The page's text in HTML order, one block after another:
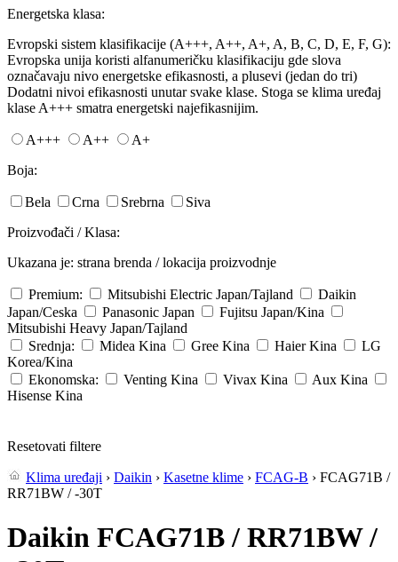
Energetska klasa:
Evropski sistem klasifikacije (A+++, A++, A+, A, B, C, D, E, F, G):
Evropska unija koristi alfanumeričku klasifikaciju gde slova
označavaju nivo energetske efikasnosti, a plusevi (jedan do tri)
Dodatni nivoi efikasnosti unutar svake klase. Stoga se klima uređaj
klase A+++ smatra energetski najefikasnijim.
A+++ A++
A+
Boja:
Bela Crna Srebrna
Siva
Proizvođači / Klasa:
Ukazana je: strana brenda / lokacija proizvodnje
Premium: Mitsubishi Electric Japan/Tajland
Daikin
Japan/Ceska
Panasonic Japan Fujitsu Japan/Kina
Mitsubishi Heavy Japan/Tajland
Srednja:
Midea Kina Gree Kina Haier Kina
LG
Korea/Kina
Ekonomska:
Venting Kina Vivax Kina Aux Kina
Hisense Kina
Resetovati filtere
Klima uređaji › Daikin › Kasetne klime › FCAG-B › FCAG71B /
RR71BW / -30T
Daikin FCAG71B / RR71BW /